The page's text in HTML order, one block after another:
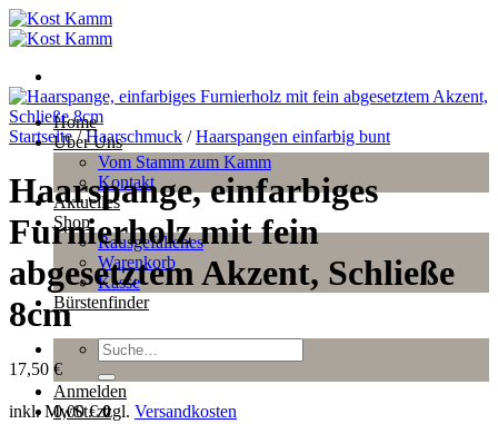
Zum
Inhalt
Home
Über Uns
Vom Stamm zum Kamm
Kontakt
Aktuelles
Shop
Rausgefallenes
Warenkorb
Kasse
Bürstenfinder
Suche
nach:
Anmelden
0,00€ 0
Startseite / Haarschmuck / Haarspangen einfarbig bunt
Haarspange, einfarbiges
Furnierholz mit fein
abgesetztem Akzent, Schließe
8cm
17,50 €
inkl. MwSt. zzgl. Versandkosten